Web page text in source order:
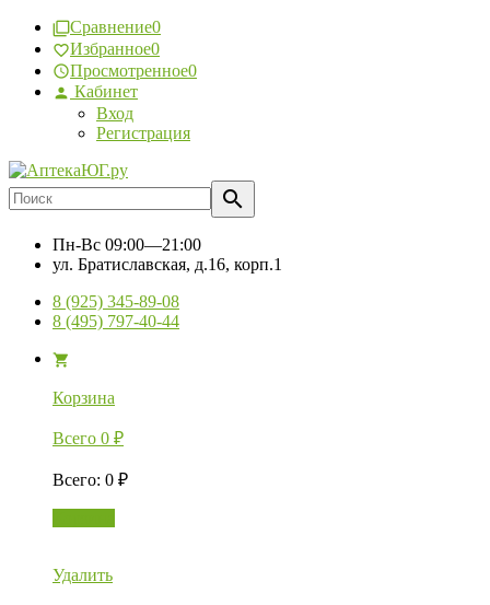
Сравнение0
Избранное0
Просмотренное0
Кабинет
Вход
Регистрация
Пн-Вс 09:00—21:00
ул. Братиславская, д.16, корп.1
8 (925) 345-89-08
8 (495) 797-40-44
Корзина
Всего 0 ₽
Всего: 0 ₽
Удалить